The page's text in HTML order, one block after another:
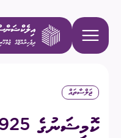
ޖަލްސާތައް
ކޮމިޝަނުގެ 925 ވަނަ ޢާންމު ޖަލްސާ